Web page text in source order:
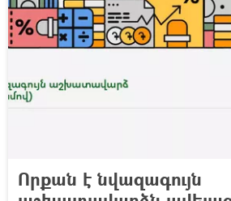
Որքան է նվազագույն